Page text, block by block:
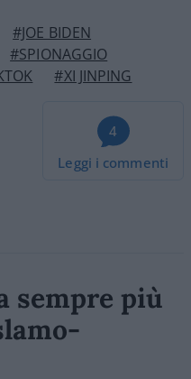
#JOE BIDEN
#SPIONAGGIO
#XI JINPING
4
Leggi i commenti
sempre più